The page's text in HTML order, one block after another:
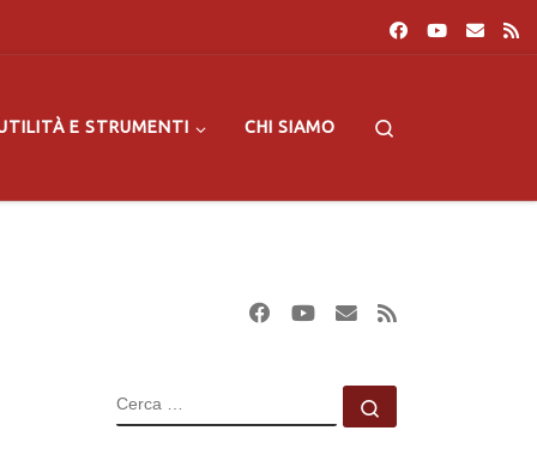
E STRUMENTI CHI SIAMO
CERCA